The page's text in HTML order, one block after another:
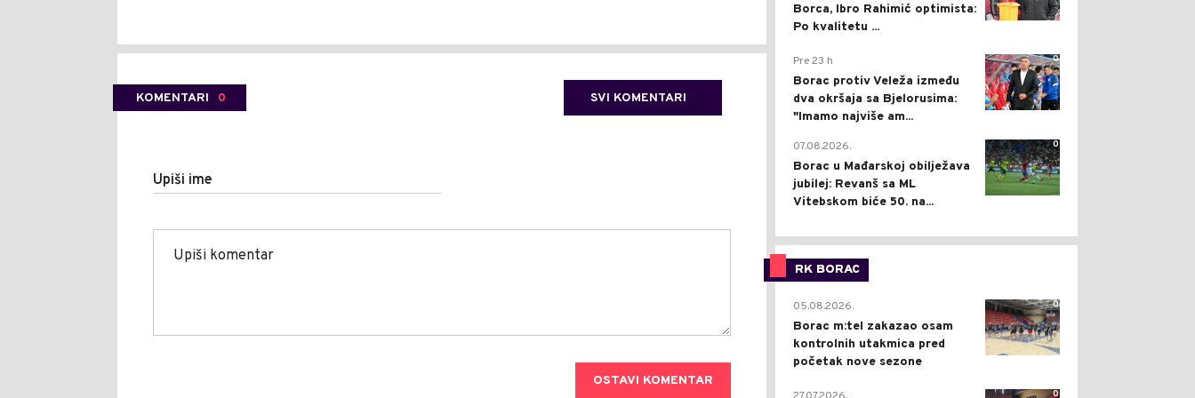
KOMENTARI 0 SVI KOMENTARI
Upiši ime
OSTAVI KOMENTAR
Borca, Ibro Rahimić optimista:
Po kvalitetu ...
0
Pre 23 h
Borac protiv Veleža između
dva okršaja sa Bjelorusima:
"Imamo najviše am...
0
07.08.2026.
Borac u Mađarskoj obilježava
jubilej: Revanš sa ML
Vitebskom biće 50. na...
RK BORAC
0
05.08.2026.
Borac m:tel zakazao osam
kontrolnih utakmica pred
početak nove sezone
0